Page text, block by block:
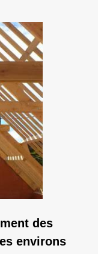
des
environs